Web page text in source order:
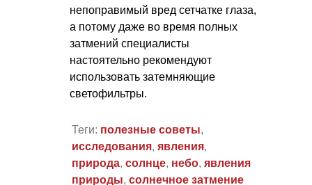
непоправимый вред сетчатке глаза,
а потому даже во время полных
затмений специалисты
настоятельно рекомендуют
использовать затемняющие
светофильтры.
Теги: полезные советы,
исследования, явления,
природа, солнце, небо, явления
природы, солнечное затмение